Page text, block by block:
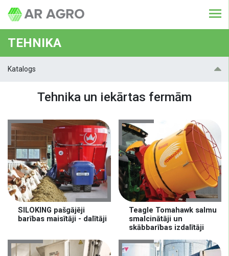
TEHNIKA
Katalogs
Tehnika un iekārtas fermām
SILOKING pašgājēji
barības maisītāji - dalītāji
Teagle Tomahawk salmu
smalcinātāji un
skābbarības izdalītāji